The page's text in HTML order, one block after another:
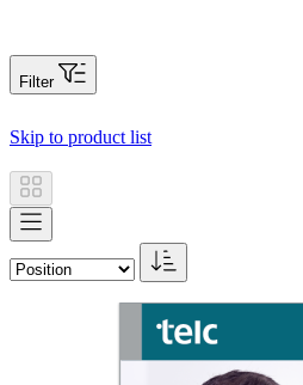
Filter
Skip to product list